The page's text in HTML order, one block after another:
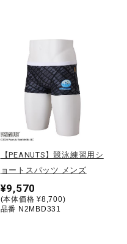
【PEANUTS】競泳練習用シ
ョートスパッツ メンズ
¥9,570
(本体価格 ¥8,700)
品番 N2MBD331